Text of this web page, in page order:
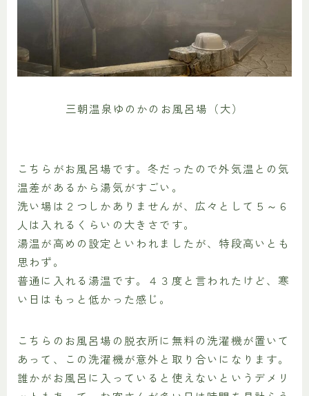
三朝温泉ゆのかのお風呂場（大）
こちらがお風呂場です。冬だったので外気温との気
温差があるから湯気がすごい。
洗い場は２つしかありませんが、広々として５～６
人は入れるくらいの大きさです。
湯温が高めの設定といわれましたが、特段高いとも
思わず。
普通に入れる湯温です。４３度と言われたけど、寒
い日はもっと低かった感じ。
こちらのお風呂場の脱衣所に無料の洗濯機が置いて
あって、この洗濯機が意外と取り合いになります。
誰かがお風呂に入っていると使えないというデメリ